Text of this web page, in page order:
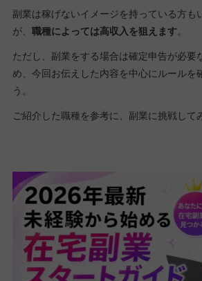
副業は稼げないイメージを持っている方も
が、 職種によっては高収入を狙えます。
ただし、副業をする場合は確定申告が必要
め、今回お伝えした内容を中心にルールを
う。
ご紹介した職種を参考に、副業に挑戦して